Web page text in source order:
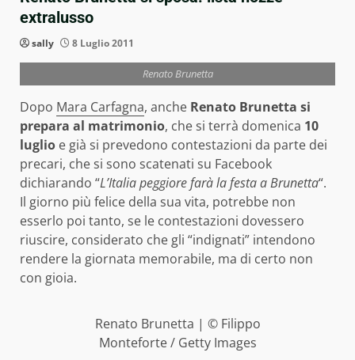
extralusso
sally 8 Luglio 2011
Renato Brunetta
Dopo Mara Carfagna, anche Renato Brunetta si
prepara al matrimonio, che si terrà domenica 10
luglio e già si prevedono contestazioni da parte dei
precari, che si sono scatenati su Facebook
dichiarando “L’Italia peggiore farà la festa a Brunetta“.
Il giorno più felice della sua vita, potrebbe non
esserlo poi tanto, se le contestazioni dovessero
riuscire, considerato che gli “indignati” intendono
rendere la giornata memorabile, ma di certo non
con gioia.
Renato Brunetta | © Filippo
Monteforte / Getty Images